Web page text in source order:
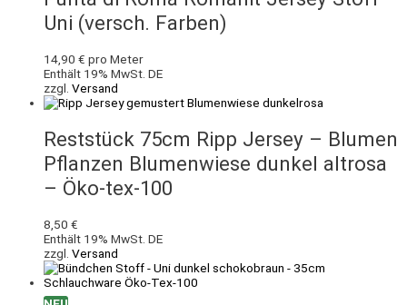
Uni (versch. Farben)
14,90 € pro Meter
Enthält 19% MwSt. DE
zzgl. Versand
Reststück 75cm Ripp Jersey – Blumen
Pflanzen Blumenwiese dunkel altrosa
– Öko-tex-100
8,50 €
Enthält 19% MwSt. DE
zzgl. Versand